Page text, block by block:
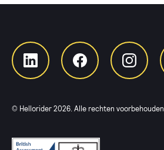
© Hellorider 2026 . Alle rechten voorbehouden.